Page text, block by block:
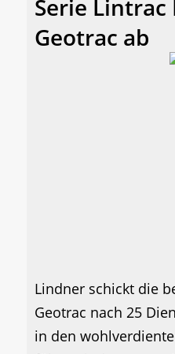
Serie Lintrac
Geotrac ab
Lindner schickt die
Geotrac nach 25
in den